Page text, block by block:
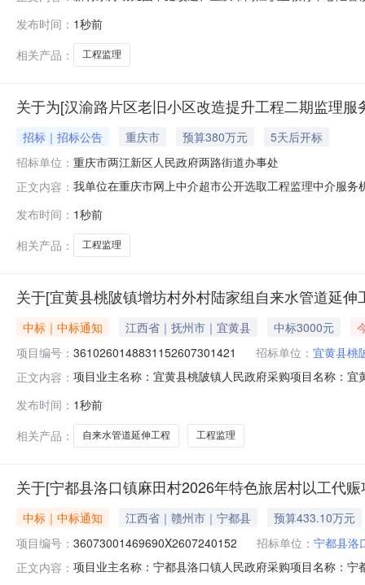
否资金来源:财政资金项目实施地行政区划:重庆市两江
476270元。选取时间
发布时间： 1秒前
相关产品：
工程监理
关于为[汉渝路片区老旧小区改造提升工程二期监理
招标｜招标公告 重庆市 预算380万元
5天后开标
招标单位： 重庆市两江新区人民政府两路街道办事处
正文内容： 我单位在重庆市网上中介超市公开选取工程监理中介服
求，完成施工准备阶段、施工阶段各工序各部位工程及
证书的全过程监理工作。包括但不限于：
发布时间： 1秒前
相关产品：
工程监理
关于[宜黄县桃陂镇增坊村外村陆家组自来水管道延伸
中标｜中标通知 江西省｜抚州市｜宜黄县 中标3000元
项目编号： 3610260148831152607301421 招标单位： 宜黄县桃
正文内容： 项目业主名称：宜黄县桃陂镇人民政府采购项目名称：
（￥70元）金额说明：无洽谈时间：3（个工作日）签
司,江西
发布时间： 1秒前
相关产品：
自来水管道延伸工程 工程监理
关于[宁都县洛口镇麻田村2026年特色旅居村以工代
中标｜中标通知 江西省｜赣州市｜宁都县
预算433.10万元
项目编号： 36073001469690X2607240152 招标单位： 宁都县洛
正文内容： 项目业主名称：宁都县洛口镇人民政府采购项目名称：